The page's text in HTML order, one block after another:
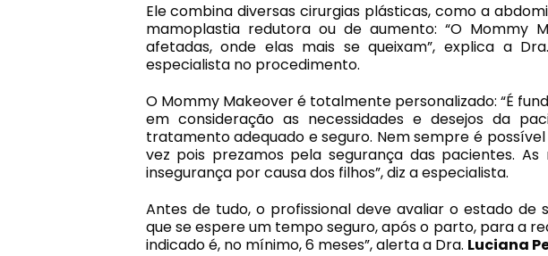
Ele combina diversas cirurgias plásticas, como a
mamoplastia redutora ou de aumento: “O Mommy
afetadas, onde elas mais se queixam”, explica a Dra.
especialista no procedimento.
O Mommy Makeover é totalmente personalizado: “É
em consideração as necessidades e desejos da
tratamento adequado e seguro. Nem sempre é
vez pois prezamos pela segurança das pacientes.
insegurança por causa dos filhos”, diz a especialista.
Antes de tudo, o profissional deve avaliar o estado de
que se espere um tempo seguro, após o parto, para a
indicado é, no mínimo, 6 meses”, alerta a Dra. Luciana